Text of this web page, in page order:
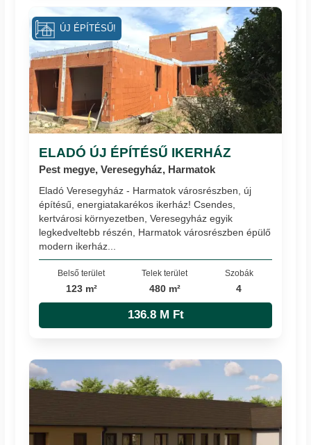
ELADÓ ÚJ ÉPÍTÉSŰ IKERHÁZ
Pest megye, Veresegyház, Harmatok
Eladó Veresegyház - Harmatok városrészben, új
építésű, energiatakarékos ikerház! Csendes,
kertvárosi környezetben, Veresegyház egyik
legkedveltebb részén, Harmatok városrészben épülő
modern ikerház...
Belső terület
123 m²
Telek terület
480 m²
Szobák
4
136.8 M Ft
ÚJ ÉPÍTÉSŰ!